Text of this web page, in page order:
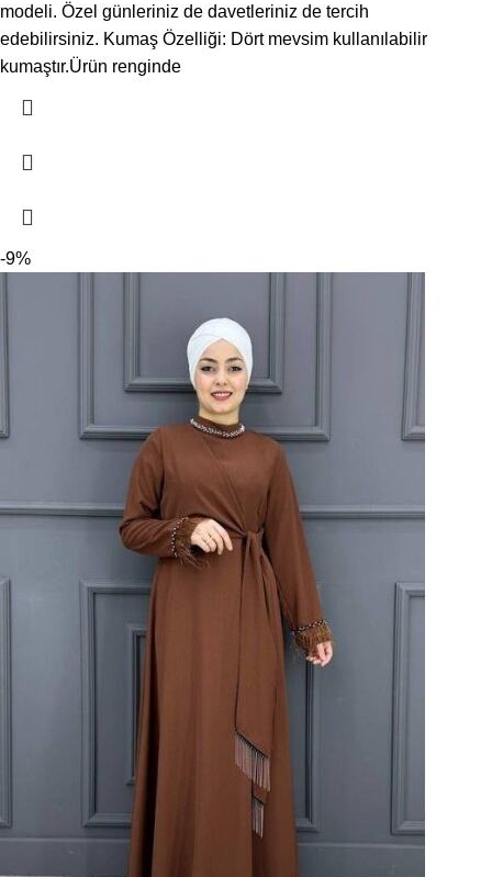
modeli. Özel günleriniz de davetleriniz de tercih
edebilirsiniz. Kumaş Özelliği: Dört mevsim kullanılabilir
kumaştır.Ürün renginde
-9%